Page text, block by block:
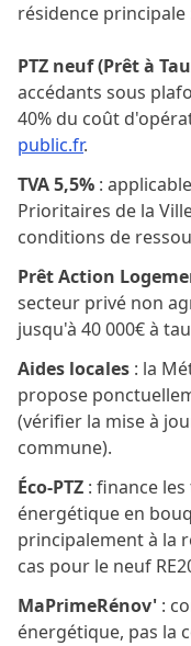
résidence principale
PTZ neuf (Prêt à
accédants sous
40% du coût
public.fr.
TVA 5,5% :
Prioritaires de la
conditions de
Prêt Action
secteur privé non
jusqu'à 40 000€ à
Aides locales : la
propose
(vérifier la mise à
commune).
Éco-PTZ : finance
énergétique en
principalement à la
cas pour le neuf
MaPrimeRénov' :
énergétique, pas la